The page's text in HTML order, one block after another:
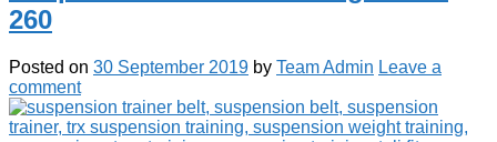
260
Posted on 30 September 2019 by Team Admin Leave a
comment